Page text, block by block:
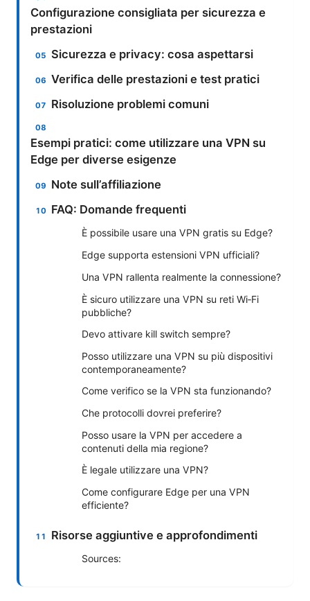
Configurazione consigliata per sicurezza e
prestazioni
Sicurezza e privacy: cosa aspettarsi
Verifica delle prestazioni e test pratici
Risoluzione problemi comuni
Esempi pratici: come utilizzare una VPN su
Edge per diverse esigenze
Note sull’affiliazione
FAQ: Domande frequenti
È possibile usare una VPN gratis su Edge?
Edge supporta estensioni VPN ufficiali?
Una VPN rallenta realmente la connessione?
È sicuro utilizzare una VPN su reti Wi‑Fi
pubbliche?
Devo attivare kill switch sempre?
Posso utilizzare una VPN su più dispositivi
contemporaneamente?
Come verifico se la VPN sta funzionando?
Che protocolli dovrei preferire?
Posso usare la VPN per accedere a
contenuti della mia regione?
È legale utilizzare una VPN?
Come configurare Edge per una VPN
efficiente?
Risorse aggiuntive e approfondimenti
Sources: